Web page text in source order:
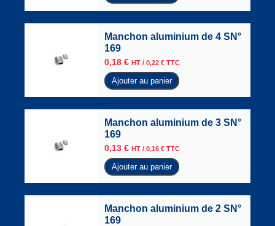
Manchon aluminium de 4 SN°
169
0,18 € HT / 0,22 € TTC
Ajouter au panier
Manchon aluminium de 3 SN°
169
0,13 € HT / 0,16 € TTC
Ajouter au panier
Manchon aluminium de 2 SN°
169